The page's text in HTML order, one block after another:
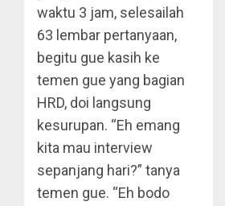
waktu 3 jam, selesailah
63 lembar pertanyaan,
begitu gue kasih ke
temen gue yang bagian
HRD, doi langsung
kesurupan. “Eh emang
kita mau interview
sepanjang hari?” tanya
temen gue. “Eh bodo